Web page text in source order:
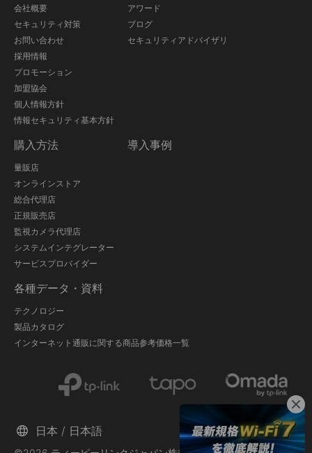
会社概要
セキュリティ対策
お問い合わせ
採用情報
プロモーション
加盟協会
個人情報方針
情報セキュリティ基本方針
アワード
ブログ
セキュリティアドバイザリ
購入方法
量販店
オンラインストア
総合代理店
正規販売店
監視カメラ代理店
システムインテグレーター
サービスプロバイダー
導入事例
各種データ・資料
テクノロジー
製品カタログ
インターネット通販に関する商品参考価格一覧
日本 / 日本語